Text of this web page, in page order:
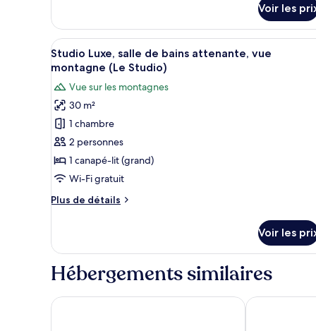
bains
attenante,
vue
montagne
(Douglas)
le
type
de
chambre
Chambre
Triple
Luxe,
salle
de
bains
vue
montagne
Voir les
Afficher
toutes
photos
pour
ce
type
de
chambre :
Luxe,
bains
attenante,
montagne
Une cuisine moderne
10
Studio Luxe, salle de bains attenante, vue
montagne (Le Studio)
Vue sur les montagnes
30 m²
1 chambre
2 personnes
1 canapé-lit (grand)
Wi-Fi gratuit
Plus de détails
Plus
le
type
de
Studio
Voir les
Hébergements similaires
Vallée Noble Greet Hotel